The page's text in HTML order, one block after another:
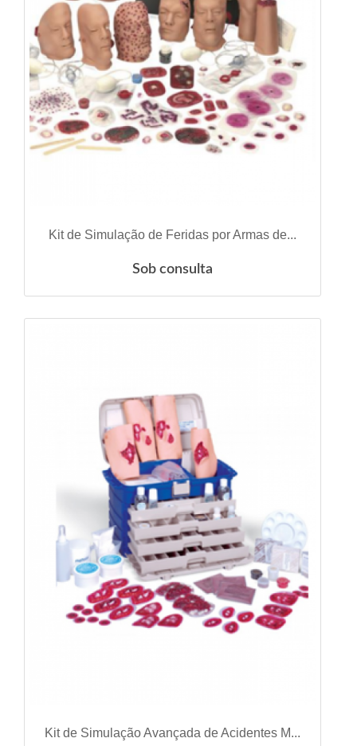
VER DETALHES
Kit de Simulação de Feridas por Armas de...
Sob consulta
VER DETALHES
Kit de Simulação Avançada de Acidentes M...